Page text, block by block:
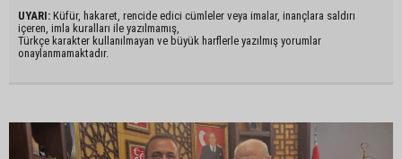
UYARI: Küfür, hakaret, rencide edici cümleler veya imalar, inançlara saldırı
içeren, imla kuralları ile yazılmamış,
Türkçe karakter kullanılmayan ve büyük harflerle yazılmış yorumlar
onaylanmamaktadır.